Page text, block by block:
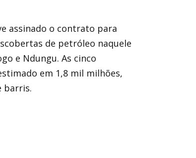
assinado o contrato para
de petróleo naquele
e Ndungu. As cinco
em 1,8 mil milhões,
barris.